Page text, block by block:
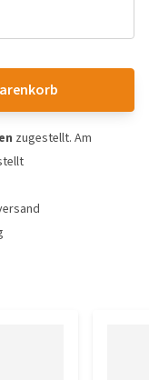
zugestellt. Am